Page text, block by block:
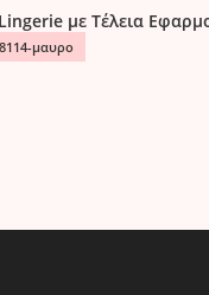
€.
με Τέλεια
μαυρο